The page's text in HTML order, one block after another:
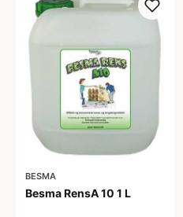
BESMA
Besma RensA 10 1 L